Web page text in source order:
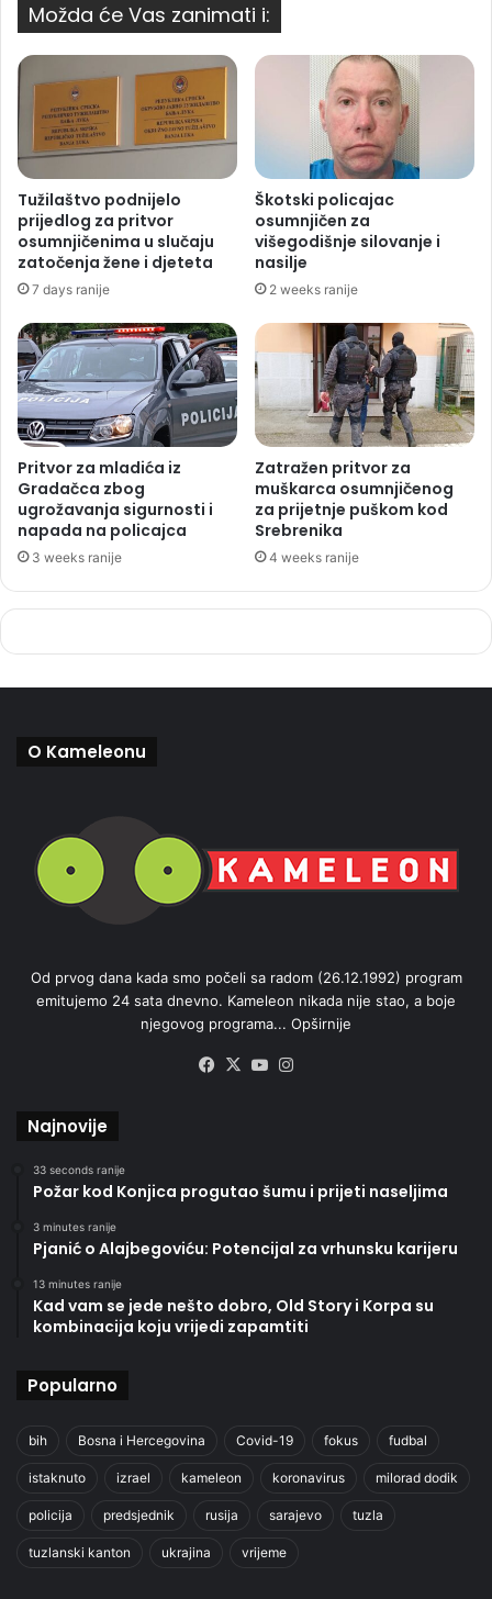
Možda će Vas zanimati i:
Tužilaštvo podnijelo
prijedlog za pritvor
osumnjičenima u slučaju
zatočenja žene i djeteta
7 days ranije
Škotski policajac
osumnjičen za
višegodišnje silovanje i
nasilje
2 weeks ranije
Pritvor za mladića iz
Gradačca zbog
ugrožavanja sigurnosti i
napada na policajca
3 weeks ranije
Zatražen pritvor za
muškarca osumnjičenog
za prijetnje puškom kod
Srebrenika
4 weeks ranije
O Kameleonu
Od prvog dana kada smo počeli sa radom (26.12.1992) program
emitujemo 24 sata dnevno. Kameleon nikada nije stao, a boje
njegovog programa... Opširnije
Facebook
X YouTube
Najnovije
33 seconds ranije
Požar kod Konjica progutao šumu i prijeti naseljima
3 minutes ranije
Pjanić o Alajbegoviću: Potencijal za vrhunsku karijeru
13 minutes ranije
Kad vam se jede nešto dobro, Old Story i Korpa su
kombinacija koju vrijedi zapamtiti
Popularno
bih Bosna i Hercegovina Covid-19 fokus fudbal
istaknuto izrael kameleon koronavirus milorad dodik
policija predsjednik rusija sarajevo tuzla
tuzlanski kanton ukrajina vrijeme